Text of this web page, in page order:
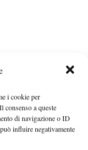
i cookie per
consenso a queste
di navigazione o ID
influire negativamente